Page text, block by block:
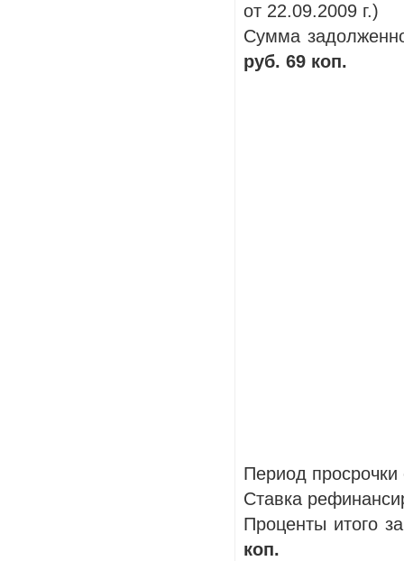
от 22.09.2009 г.)
Сумма
руб. 69 коп.
Период
Ставка
Проценты итого
коп.